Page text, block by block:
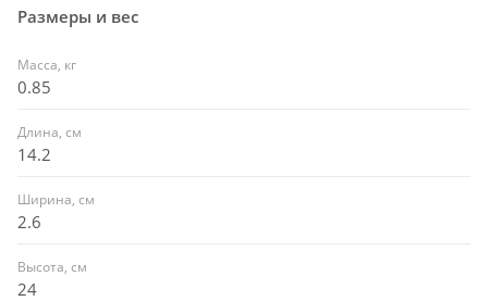
Размеры и вес
Масса, кг
0.85
Длина, см
14.2
Ширина, см
2.6
Высота, см
24